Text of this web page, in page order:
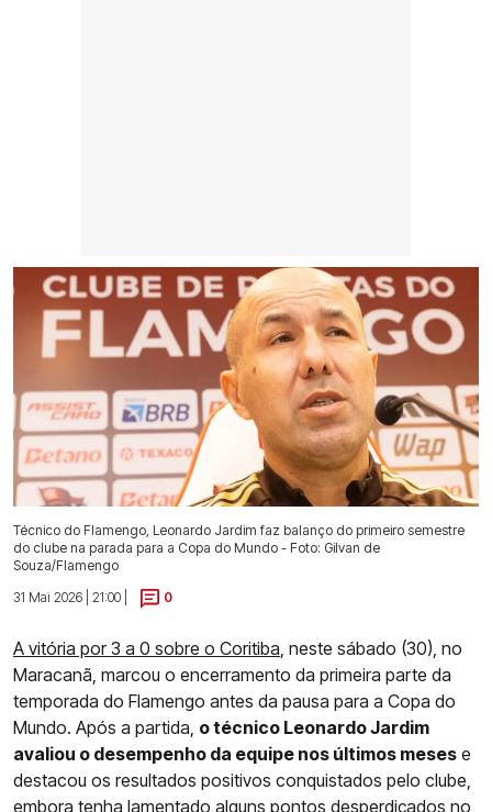
Técnico do Flamengo, Leonardo Jardim faz balanço do primeiro semestre
do clube na parada para a Copa do Mundo - Foto: Gilvan de
Souza/Flamengo
31 Mai 2026 | 21:00 |
0
A vitória por 3 a 0 sobre o Coritiba , neste sábado (30), no
Maracanã, marcou o encerramento da primeira parte da
temporada do Flamengo antes da pausa para a Copa do
Mundo. Após a partida, o técnico Leonardo Jardim
avaliou o desempenho da equipe nos últimos meses e
destacou os resultados positivos conquistados pelo clube,
embora tenha lamentado alguns pontos desperdiçados no